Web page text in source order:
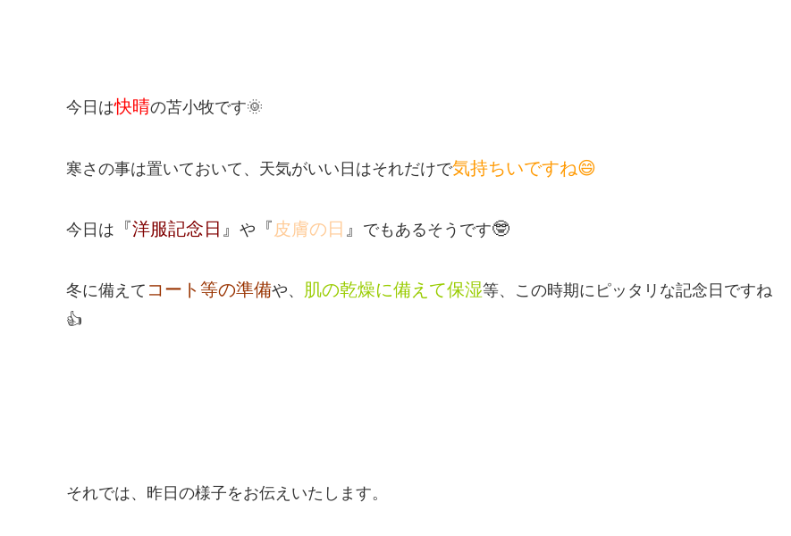
今日は快晴の苫小牧です🌞
寒さの事は置いておいて、天気がいい日はそれだけで気持ちいですね😄
今日は 『洋服記念日 』 や 『 皮膚の日 』 でもあるそう です🤓
冬に備えて コート等の準備や、 肌の乾燥に備えて保湿等、この時期にピッタリな記念日ですね
👍
それでは、昨日の様子をお伝えいたします。